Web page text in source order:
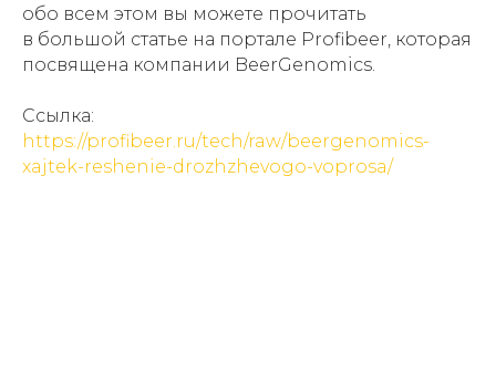
обо всем этом вы можете прочитать
в большой статье на портале Profibeer, которая
посвящена компании BeerGenomics.
Ссылка:
https://profibeer.ru/tech/raw/beergenomics-
xajtek-reshenie-drozhzhevogo-voprosa/